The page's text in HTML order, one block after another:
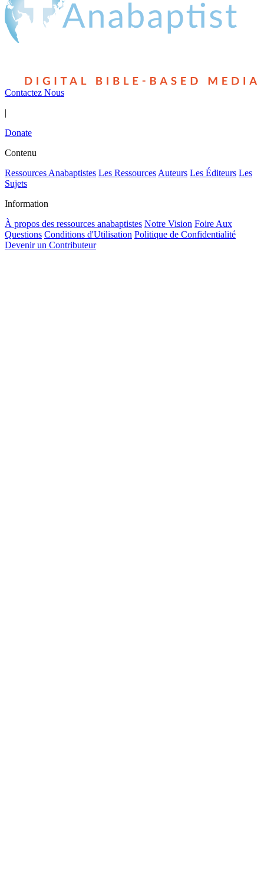
Contactez Nous
|
Donate
Contenu
Ressources Anabaptistes Les Ressources Auteurs Les Éditeurs Les
Sujets
Information
À propos des ressources anabaptistes Notre Vision Foire Aux
Questions Conditions d'Utilisation Politique de Confidentialité
Devenir un Contributeur